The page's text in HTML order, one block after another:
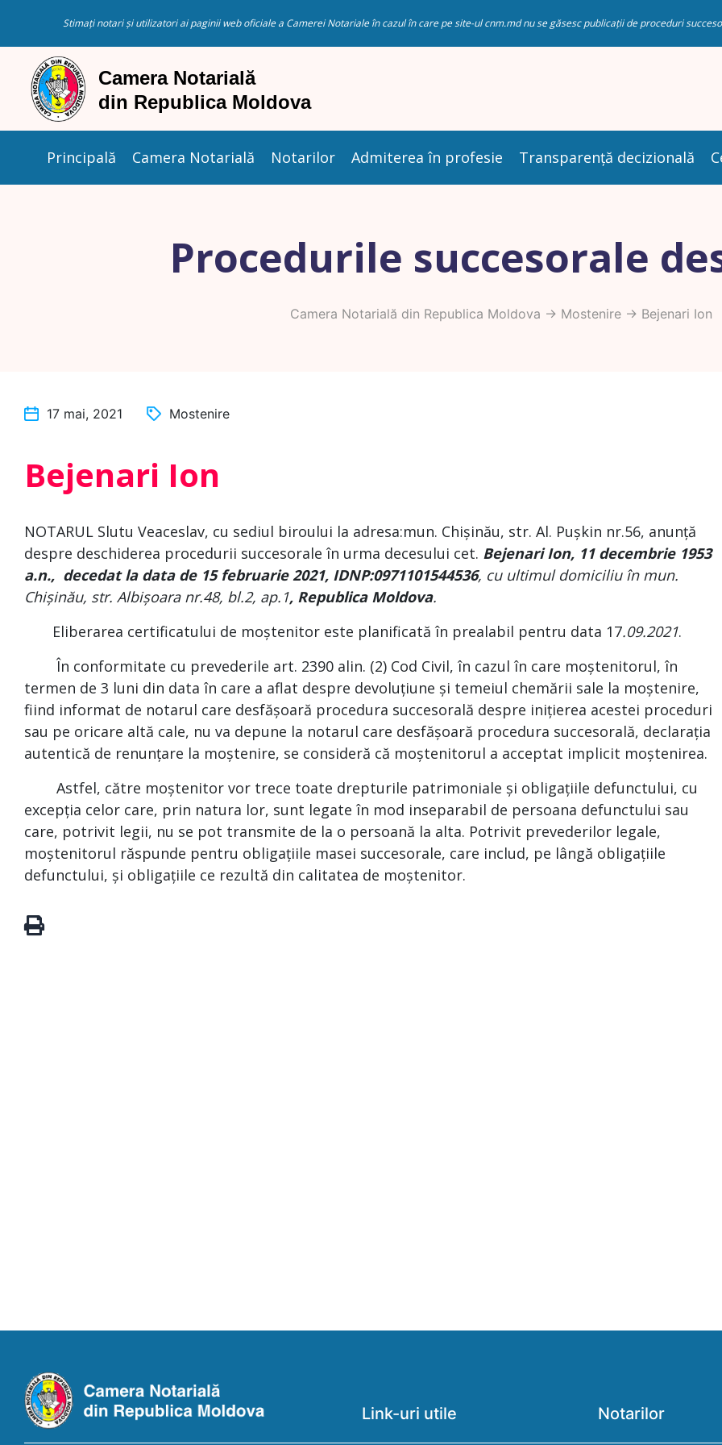
Stimați notari și utilizatori ai paginii web oficiale a Camerei Notariale în cazul în care pe site-ul cnm.md nu se găsesc publicații de proceduri
Principală Camera Notarială Notarilor Admiterea în profesie Transparență decizională
Procedurile succesorale
Camera Notarială din Republica Moldova -> Mostenire -> Bejenari Ion
17 mai, 2021 Mostenire
Bejenari Ion
NOTARUL Slutu Veaceslav, cu sediul biroului la adresa:mun. Chișinău, str. Al. Pușkin nr.56, anunță
despre deschiderea procedurii succesorale în urma decesului cet. Bejenari Ion, 11 decembrie 1953
a.n., decedat la data de 15 februarie 2021, IDNP:0971101544536, cu ultimul domiciliu în mun.
Chișinău, str. Albișoara nr.48, bl.2, ap.1, Republica Moldova.
Eliberarea certificatului de moștenitor este planificată în prealabil pentru data 17.09.2021.
În conformitate cu prevederile art. 2390 alin. (2) Cod Civil, în cazul în care moștenitorul, în
termen de 3 luni din data în care a aflat despre devoluțiune și temeiul chemării sale la moștenire,
fiind informat de notarul care desfășoară procedura succesorală despre inițierea acestei proceduri
sau pe oricare altă cale, nu va depune la notarul care desfășoară procedura succesorală, declarația
autentică de renunțare la moștenire, se consideră că moștenitorul a acceptat implicit moștenirea.
Astfel, către moștenitor vor trece toate drepturile patrimoniale și obligațiile defunctului, cu
excepția celor care, prin natura lor, sunt legate în mod inseparabil de persoana defunctului sau
care, potrivit legii, nu se pot transmite de la o persoană la alta. Potrivit prevederilor legale,
moștenitorul răspunde pentru obligațiile masei succesorale, care includ, pe lângă obligațiile
defunctului, și obligațiile ce rezultă din calitatea de moștenitor.
Link-uri utile Notarilor